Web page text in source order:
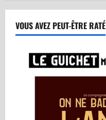
VOUS AVEZ PEUT-ÊTRE RATÉ